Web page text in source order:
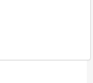
起初非常困
还是说服了伊渥
母。
评论